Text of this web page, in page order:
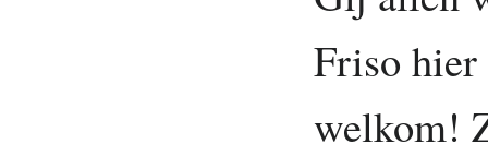
Friso
welkom!